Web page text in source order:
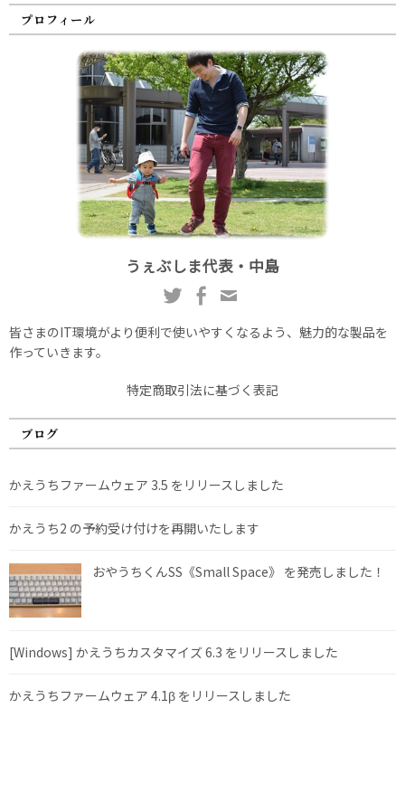
プロフィール
うぇぶしま代表・中島
皆さまのIT環境がより便利で使いやすくなるよう、魅力的な製品を
作っていきます。
特定商取引法に基づく表記
ブログ
かえうちファームウェア 3.5 をリリースしました
かえうち2 の予約受け付けを再開いたします
おやうちくんSS《Small Space》 を発売しました！
[Windows] かえうちカスタマイズ 6.3 をリリースしました
かえうちファームウェア 4.1β をリリースしました